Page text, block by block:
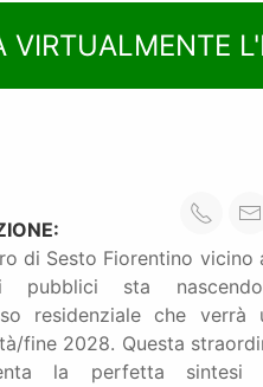
VIRTUALMENTE
di Sesto Fiorentino vicino
pubblici sta
residenziale che
fine 2028. Questa
la perfetta